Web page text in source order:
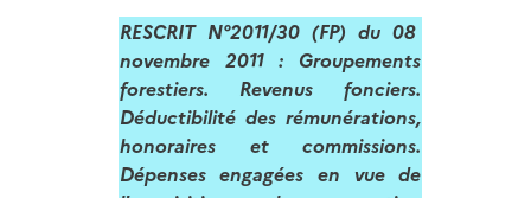
RESCRIT N°2011/30 (FP) du 08
novembre 2011 : Groupements
forestiers. Revenus fonciers.
Déductibilité des rémunérations,
honoraires et commissions.
Dépenses engagées en vue de